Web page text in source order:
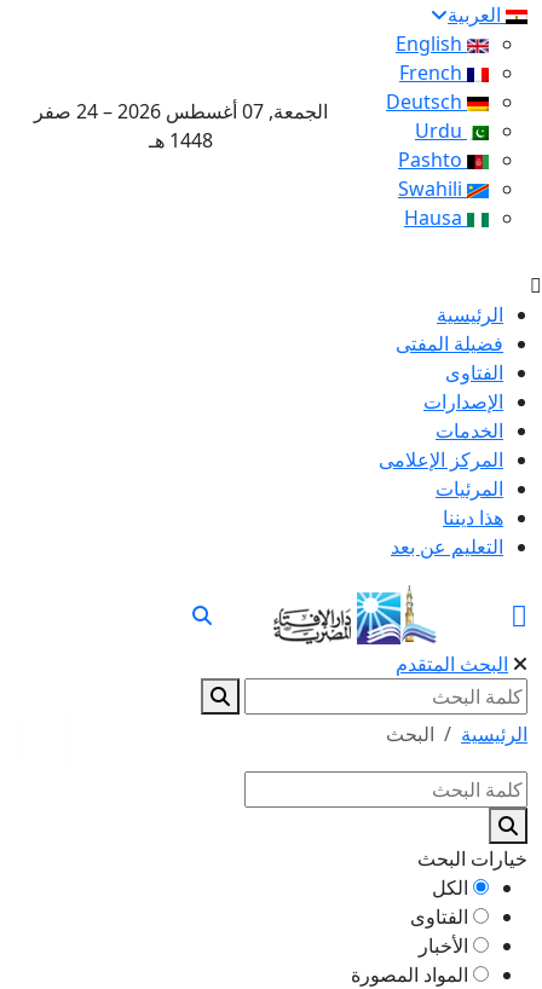
العربية
الجمعة, 07 أغسطس 2026 – 24 صفر
1448 هـ
الرئيسية
فضيلة المفتى
الفتاوى
الإصدارات
الخدمات
المركز الإعلامى
المرئيات
هذا ديننا
التعليم عن بعد
البحث المتقدم
الرئيسية البحث
خيارات البحث
الكل
الفتاوى
الأخبار
المواد المصورة